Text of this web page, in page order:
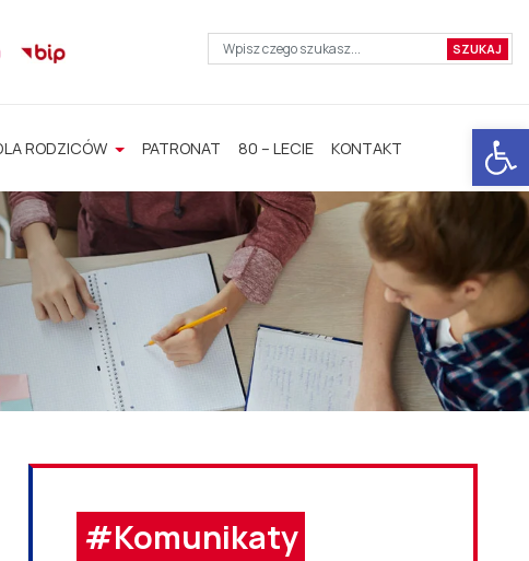
RODZICÓW PATRONAT 80 – LECIE KONTAKT
#Komunikaty